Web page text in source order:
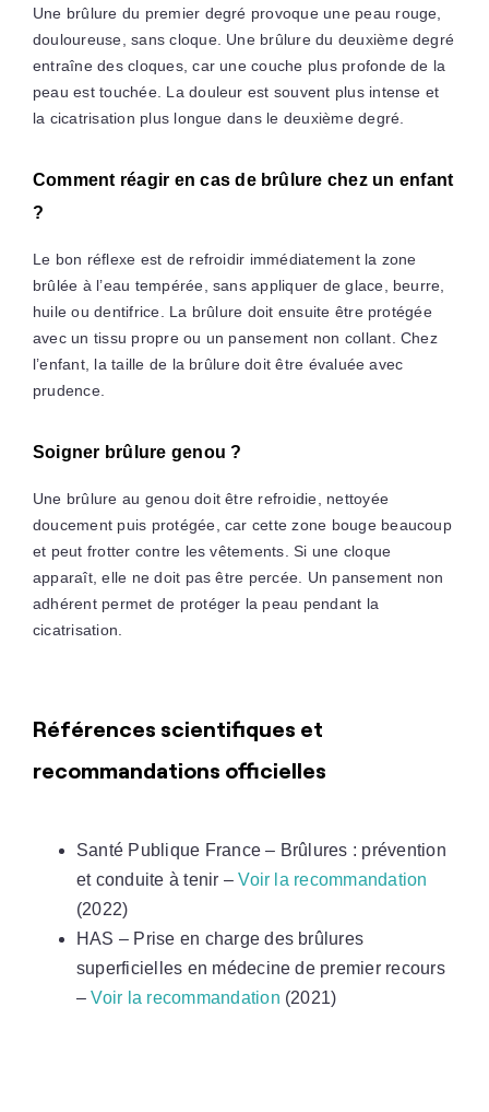
Une brûlure du premier degré provoque une peau rouge,
douloureuse, sans cloque. Une brûlure du deuxième degré
entraîne des cloques, car une couche plus profonde de la
peau est touchée. La douleur est souvent plus intense et
la cicatrisation plus longue dans le deuxième degré.
Comment réagir en cas de brûlure chez un enfant
?
Le bon réflexe est de refroidir immédiatement la zone
brûlée à l’eau tempérée, sans appliquer de glace, beurre,
huile ou dentifrice. La brûlure doit ensuite être protégée
avec un tissu propre ou un pansement non collant. Chez
l’enfant, la taille de la brûlure doit être évaluée avec
prudence.
Soigner brûlure genou ?
Une brûlure au genou doit être refroidie, nettoyée
doucement puis protégée, car cette zone bouge beaucoup
et peut frotter contre les vêtements. Si une cloque
apparaît, elle ne doit pas être percée. Un pansement non
adhérent permet de protéger la peau pendant la
cicatrisation.
Références scientifiques et
recommandations officielles
Santé Publique France – Brûlures : prévention
et conduite à tenir –Voir la recommandation
(2022)
HAS – Prise en charge des brûlures
superficielles en médecine de premier recours
–Voir la recommandation (2021)